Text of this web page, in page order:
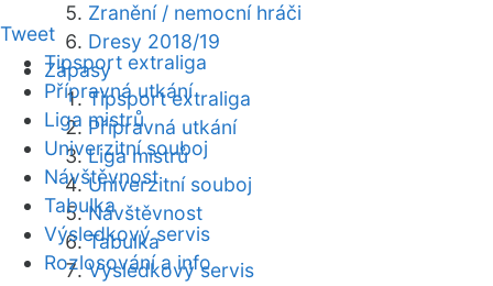
Zranění / nemocní hráči
Dresy 2018/19
Zápasy
Tipsport extraliga
Přípravná utkání
Liga mistrů
Univerzitní souboj
Návštěvnost
Tabulka
Výsledkový servis
Tweet
Tipsport extraliga
Přípravná utkání
Liga mistrů
Univerzitní souboj
Návštěvnost
Tabulka
Výsledkový servis
Rozlosování a info